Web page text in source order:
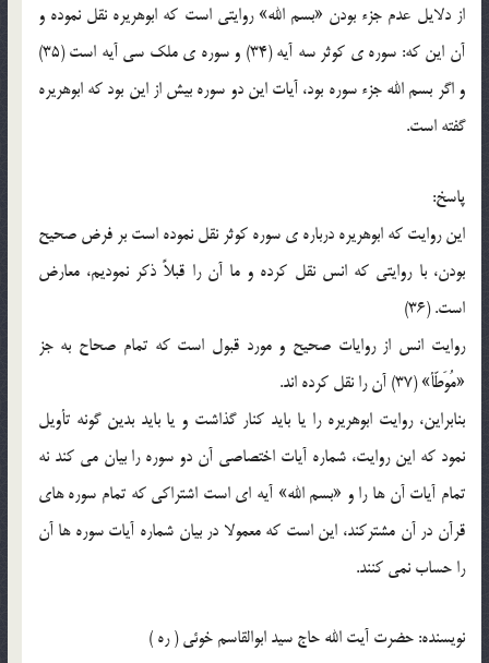
از دلايل عدم جزء بودن «بسم الله» روايتي است که ابوهريره نقل نموده و
آن اين که: سوره ي کوثر سه آيه (34) و سوره ي ملک سي آيه است (35)
و اگر بسم الله جزء سوره بود، آيات اين دو سوره بيش از اين بود که ابوهريره
گفته است.
پاسخ:
اين روايت که ابوهريره درباره ي سوره کوثر نقل نموده است بر فرض صحيح
بودن، با روايتي که انس نقل کرده و ما آن را قبلاً ذکر نموديم، معارض
است. (36)
روايت انس از روايات صحيح و مورد قبول است که تمام صحاح به جز
«مُوَطّأ» (37) آن را نقل کرده اند.
بنابراين، روايت ابوهريره را يا بايد کنار گذاشت و يا بايد بدين گونه تأويل
نمود که اين روايت، شماره آيات اختصاصي آن دو سوره را بيان مي کند نه
تمام آيات آن ها را و «بسم الله» آيه اي است اشتراکي که تمام سوره هاي
قرآن در آن مشترکند، اين است که معمولا در بيان شماره آيات سوره ها آن
را حساب نمي کنند.
نويسنده: حضرت آيت الله حاج سيد ابوالقاسم خوئي ( ره )